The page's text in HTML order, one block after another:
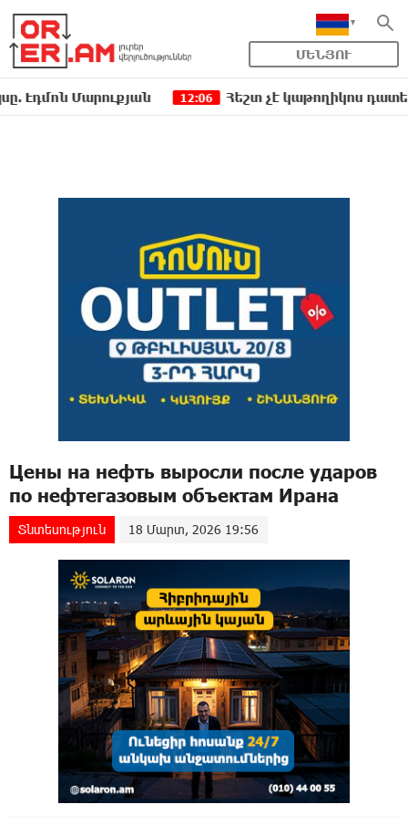
ՄԵՆՅՈՒ
Մարուքյան 12:06 Հեշտ չէ կաթողիկոս դատելը,
Цены на нефть выросли после ударов
по нефтегазовым объектам Ирана
Տնտեսություն 18 Մարտ, 2026 19:56